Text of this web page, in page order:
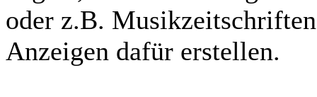
oder z.B.
Anzeigen dafür erstellen.